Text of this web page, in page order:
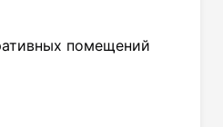
помещений